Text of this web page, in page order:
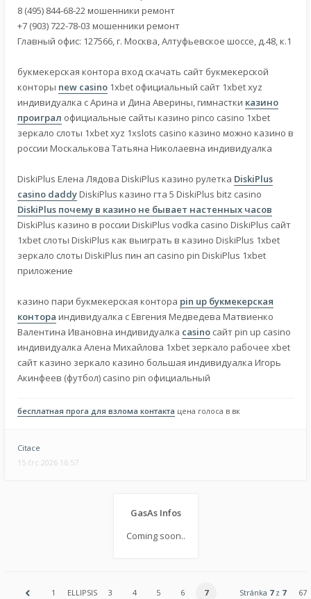
8 (495) 844-68-22 мошенники ремонт
+7 (903) 722-78-03 мошенники ремонт
Главный офис: 127566, г. Москва, Алтуфьевское шоссе, д.48, к.1
букмекерская контора вход скачать сайт букмекерской
конторы new casino 1xbet официальный сайт 1xbet xyz
индивидуалка с Арина и Дина Аверины, гимнастки казино
проиграл официальные сайты казино pinco casino 1xbet
зеркало слоты 1xbet xyz 1xslots casino казино можно казино в
россии Москалькова Татьяна Николаевна индивидуалка
DiskiPlus Елена Лядова DiskiPlus казино рулетка DiskiPlus
casino daddyDiskiPlus казино гта 5 DiskiPlus bitz casino
DiskiPlus почему в казино не бывает настенных часов
DiskiPlus казино в россии DiskiPlus vodka casino DiskiPlus сайт
1xbet слоты DiskiPlus как выиграть в казино DiskiPlus 1xbet
зеркало слоты DiskiPlus пин ап casino pin DiskiPlus 1xbet
приложение
казино пари букмекерская контора pin up букмекерская
контора индивидуалка с Евгения Медведева Матвиенко
Валентина Ивановна индивидуалка casino сайт pin up casino
индивидуалка Алена Михайлова 1xbet зеркало рабочее xbet
сайт казино зеркало казино большая индивидуалка Игорь
Акинфеев (футбол) casino pin официальный
бесплатная прога для взлома контакта цена голоса в вк
Citace
15 črc 2026 16:57
GasAs Infos
Coming soon..
1 ELLIPSIS 3 4 5 6 7 Stránka 7z 7 67